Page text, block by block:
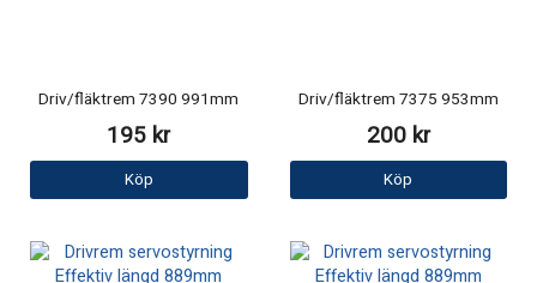
Driv/fläktrem 7390 991mm
195 kr
Köp
Driv/fläktrem 7375 953mm
200 kr
Köp